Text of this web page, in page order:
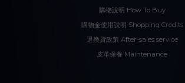
購物說明 How To Buy
購物金使用説明 Shopping Credits
退換貨政策 After-sales service
皮革保養 Maintenance